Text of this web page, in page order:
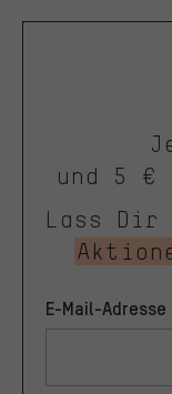
und 5 €
Lass Dir
E-Mail-Adresse